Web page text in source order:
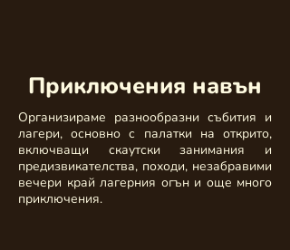
Приключения навън
Организираме разнообразни събития и
лагери, основно с палатки на открито,
включващи скаутски занимания и
предизвикателства, походи, незабравими
вечери край лагерния огън и още много
приключения.